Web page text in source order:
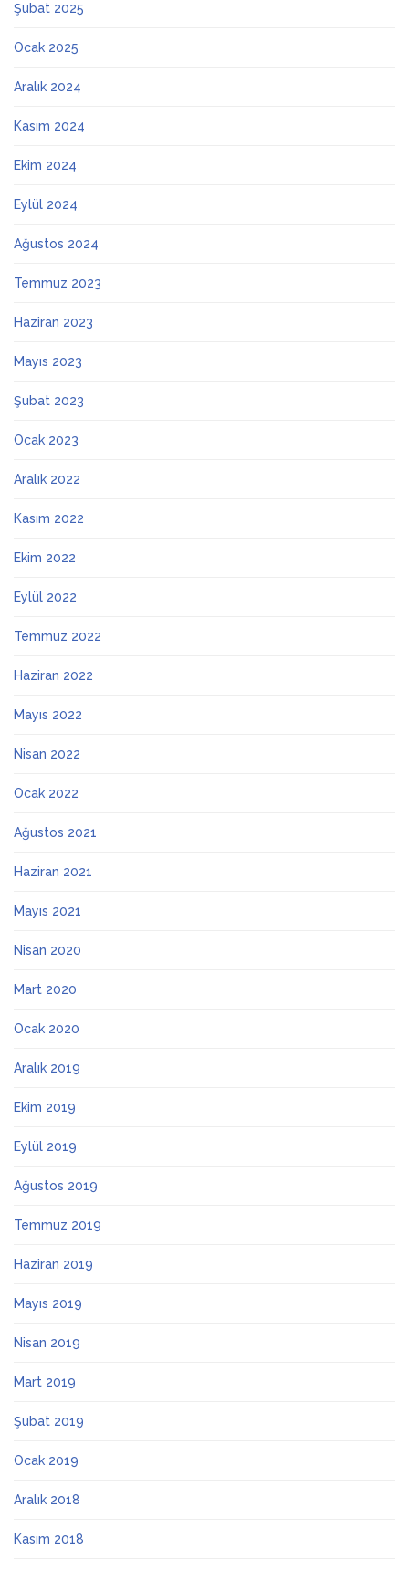
Şubat 2025
Ocak 2025
Aralık 2024
Kasım 2024
Ekim 2024
Eylül 2024
Ağustos 2024
Temmuz 2023
Haziran 2023
Mayıs 2023
Şubat 2023
Ocak 2023
Aralık 2022
Kasım 2022
Ekim 2022
Eylül 2022
Temmuz 2022
Haziran 2022
Mayıs 2022
Nisan 2022
Ocak 2022
Ağustos 2021
Haziran 2021
Mayıs 2021
Nisan 2020
Mart 2020
Ocak 2020
Aralık 2019
Ekim 2019
Eylül 2019
Ağustos 2019
Temmuz 2019
Haziran 2019
Mayıs 2019
Nisan 2019
Mart 2019
Şubat 2019
Ocak 2019
Aralık 2018
Kasım 2018